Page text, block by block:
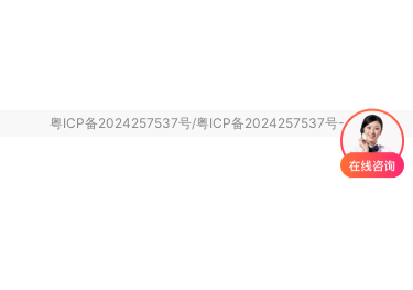
粤ICP备2024257537号/粤ICP备2024257537号-4